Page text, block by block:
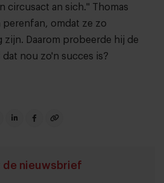
circusact an sich.'' Thomas
perenfan, omdat ze zo
Daarom probeerde hij de
nou zo'n succes is?
de nieuwsbrief